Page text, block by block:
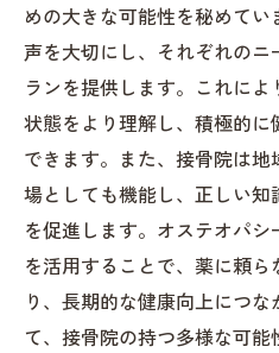
めの大きな可能性を秘めて
声を大切にし、それぞれの
ランを提供します。これに
状態をより理解し、積極的
できます。また、接骨院は
場としても機能し、正しい
を促進します。オステオパ
を活用することで、薬に頼
り、長期的な健康向上につ
て、接骨院の持つ多様な可